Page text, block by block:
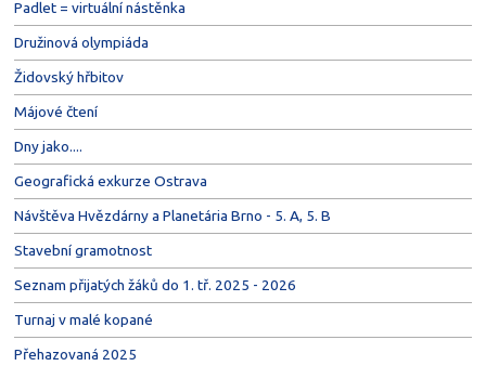
Padlet = virtuální nástěnka
Družinová olympiáda
Židovský hřbitov
Májové čtení
Dny jako....
Geografická exkurze Ostrava
Návštěva Hvězdárny a Planetária Brno - 5. A, 5. B
Stavební gramotnost
Seznam přijatých žáků do 1. tř. 2025 - 2026
Turnaj v malé kopané
Přehazovaná 2025